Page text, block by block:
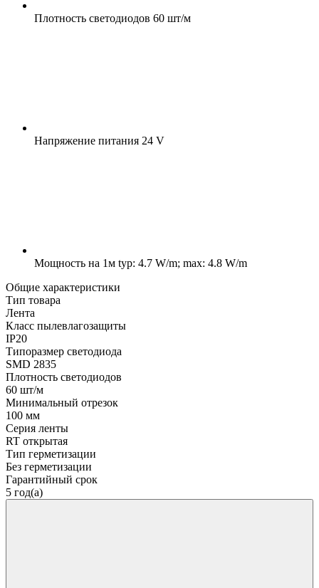
Плотность светодиодов 60 шт/м
Напряжение питания 24 V
Мощность на 1м typ: 4.7 W/m; max: 4.8 W/m
Общие характеристики
Тип товара
Лента
Класс пылевлагозащиты
IP20
Типоразмер светодиода
SMD 2835
Плотность светодиодов
60 шт/м
Минимальный отрезок
100 мм
Серия ленты
RT открытая
Тип герметизации
Без герметизации
Гарантийный срок
5 год(а)